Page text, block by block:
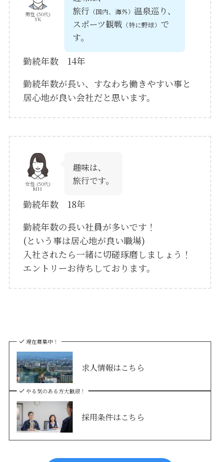
男性 (50代)
YK
旅行 （国内、海外） 温泉巡り、
スポーツ観戦 （特に野球） で
す。
勤続年数 14年
勤続年数が長い、すなわち働きやすい事と
居心地が良い会社だと思います。
女性 (50代)
MH
趣味は、
旅行です。
勤続年数 18年
勤続年数の長い社員が多いです！
(という事は居心地が良い職場)
入社されたら一緒に切磋琢磨しましょう！
エントリーお待ちしております。
現在募集中！
求人情報はこちら
やる気のある方大歓迎！
採用条件はこちら